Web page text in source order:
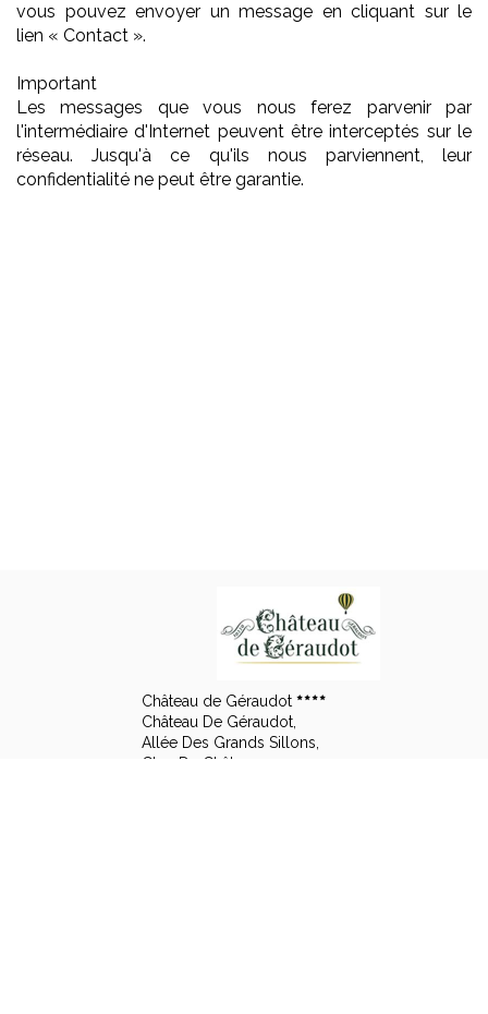
vous pouvez envoyer un message en cliquant sur le
lien « Contact ».
Important
Les messages que vous nous ferez parvenir par
l'intermédiaire d'Internet peuvent être interceptés sur le
réseau. Jusqu'à ce qu'ils nous parviennent, leur
confidentialité ne peut être garantie.
Château de Géraudot
Château De Géraudot,
Allée Des Grands Sillons,
Clos Du Château,